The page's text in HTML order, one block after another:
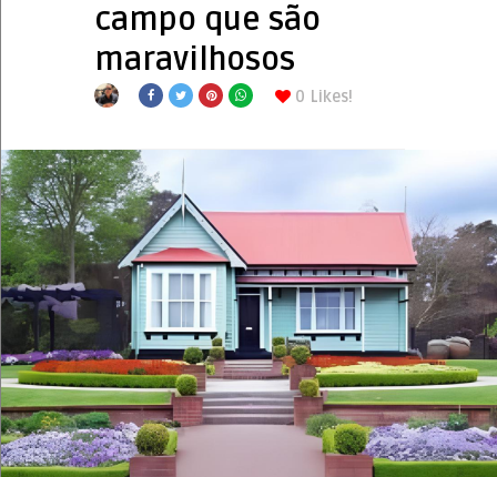
campo que são
maravilhosos
0 Likes!